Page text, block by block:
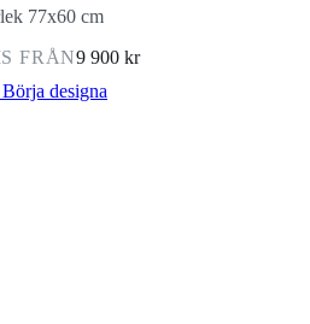
77x60 cm
FRÅN9 900 kr
Börja designa